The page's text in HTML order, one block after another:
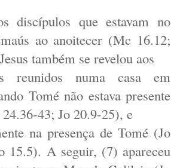
discípulos que estavam no
ao anoitecer (Mc 16.12;
também se revelou aos
reunidos numa casa em
Tomé não estava presente
43; Jo 20.9-25), e
na presença de Tomé (Jo
15.5). A seguir, (7) apareceu